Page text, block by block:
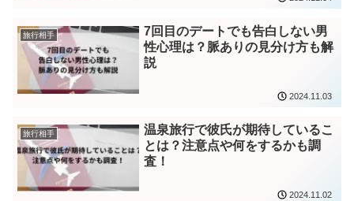
旅行相手
7回目のデートでも告白しない男
性心理は？脈ありの見分け方も解
説
2024.11.03
旅行相手
温泉旅行で彼氏が期待しているこ
とは？注意点や何をするかも調
査！
2024.11.02